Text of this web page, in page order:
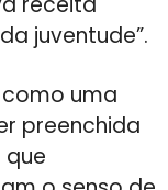
juventude”.
uma
preenchida